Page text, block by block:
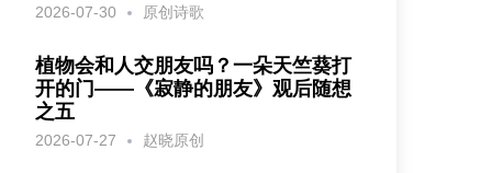
2026-07-30 原创诗歌
植物会和人交朋友吗？一朵天竺葵打
开的门——《寂静的朋友》观后随想
之五
2026-07-27 赵晓原创